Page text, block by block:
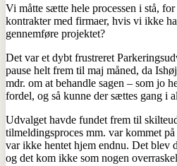
Vi måtte sætte hele processen i stå,
kontrakter med firmaer, hvis vi ikke
gennemføre projektet?
Det var et dybt frustreret
pause helt frem til maj måned, da
mdr. om at behandle sagen – som jo
fordel, og så kunne der sættes gang i
Udvalget havde fundet frem til
tilmeldingsproces mm. var kommet
var ikke hentet hjem endnu. Det blev
og det kom ikke som nogen